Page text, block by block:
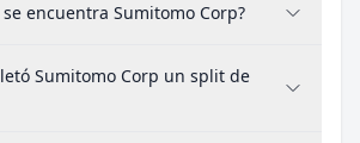
encuentra Sumitomo Corp?
Sumitomo Corp un split de